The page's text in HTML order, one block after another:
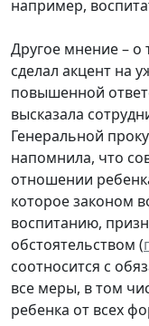
например,
Другое мнение – о
сделал акцент на
повышенной
высказала
Генеральной
напомнила, что
отношении
которое законом
воспитанию,
обстоятельством (
соотносится с
все меры, в том
ребенка от всех